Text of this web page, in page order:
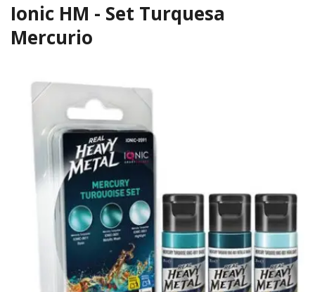
Ionic HM - Set Turquesa
Mercurio